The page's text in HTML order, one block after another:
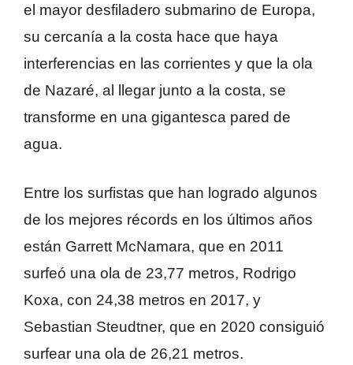
el mayor desfiladero submarino de Europa,
su cercanía a la costa hace que haya
interferencias en las corrientes y que la ola
de Nazaré, al llegar junto a la costa, se
transforme en una gigantesca pared de
agua.
Entre los surfistas que han logrado algunos
de los mejores récords en los últimos años
están Garrett McNamara, que en 2011
surfeó una ola de 23,77 metros, Rodrigo
Koxa, con 24,38 metros en 2017, y
Sebastian Steudtner, que en 2020 consiguió
surfear una ola de 26,21 metros.